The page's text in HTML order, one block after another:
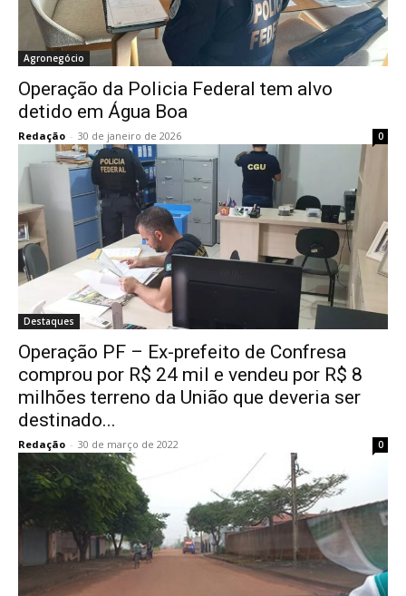
Agronegócio
Operação da Policia Federal tem alvo
detido em Água Boa
Redação - 30 de janeiro de 2026 0
Destaques
Operação PF – Ex-prefeito de Confresa
comprou por R$ 24 mil e vendeu por R$ 8
milhões terreno da União que deveria ser
destinado...
Redação - 30 de março de 2022 0